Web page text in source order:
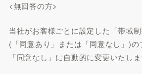
<無回答の方>
当社がお客様ごとに設定した「帯域制
(「同意あり」または「同意なし」)
「同意なし」に自動的に変更いたしま